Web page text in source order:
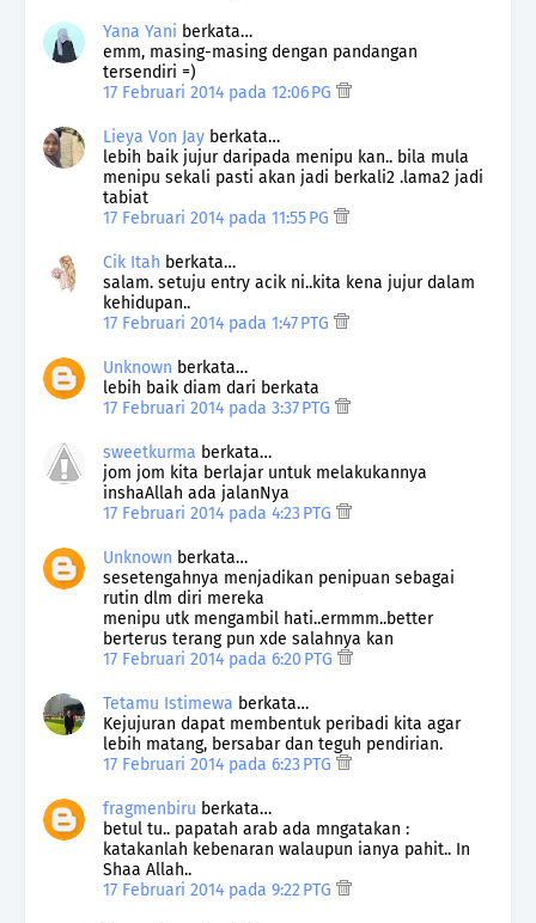
Yana Yani berkata…
emm, masing-masing dengan pandangan
tersendiri =)
17 Februari 2014 pada 12:06 PG
Lieya Von Jay berkata…
lebih baik jujur daripada menipu kan.. bila mula
menipu sekali pasti akan jadi berkali2 .lama2 jadi
tabiat
17 Februari 2014 pada 11:55 PG
Cik Itah berkata…
salam. setuju entry acik ni..kita kena jujur dalam
kehidupan..
17 Februari 2014 pada 1:47 PTG
Unknown berkata…
lebih baik diam dari berkata
17 Februari 2014 pada 3:37 PTG
sweetkurma berkata…
jom jom kita berlajar untuk melakukannya
inshaAllah ada jalanNya
17 Februari 2014 pada 4:23 PTG
Unknown berkata…
sesetengahnya menjadikan penipuan sebagai
rutin dlm diri mereka
menipu utk mengambil hati..ermmm..better
berterus terang pun xde salahnya kan
17 Februari 2014 pada 6:20 PTG
Tetamu Istimewa berkata…
Kejujuran dapat membentuk peribadi kita agar
lebih matang, bersabar dan teguh pendirian.
17 Februari 2014 pada 6:23 PTG
fragmenbiru berkata…
betul tu.. papatah arab ada mngatakan :
katakanlah kebenaran walaupun ianya pahit.. In
Shaa Allah..
17 Februari 2014 pada 9:22 PTG